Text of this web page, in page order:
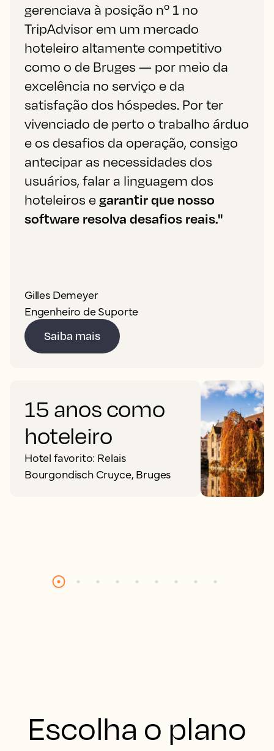
gerenciava à posição nº 1 no
TripAdvisor em um mercado
hoteleiro altamente competitivo
como o de Bruges — por meio da
excelência no serviço e da
satisfação dos hóspedes. Por ter
vivenciado de perto o trabalho árduo
e os desafios da operação, consigo
antecipar as necessidades dos
usuários, falar a linguagem dos
hoteleiros e garantir que nosso
software resolva desafios reais."
Gilles Demeyer
Engenheiro de Suporte
Saiba mais
15 anos como
hoteleiro
Hotel favorito: Relais
Bourgondisch Cruyce, Bruges
Escolha o plano